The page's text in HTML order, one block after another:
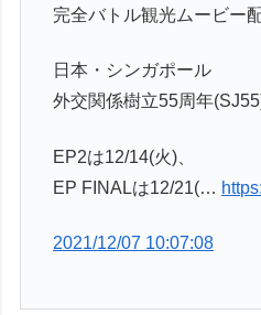
完全バトル観光ムービー
日本・シンガポール
外交関係樹立55周年
EP2は12/14(火)、
EP FINALは12/21(…
2021/12/07 10:07:08